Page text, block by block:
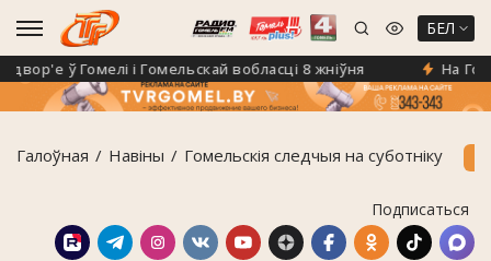
БЕЛ
ў Гомелі і Гомельскай вобласці 8 жніўня На
Галоўная Навiны Гомельскія следчыя на суботніку
Подписаться